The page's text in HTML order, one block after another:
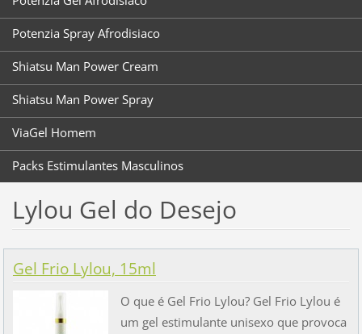
Potenzia Spray Afrodisiaco
Shiatsu Man Power Cream
Shiatsu Man Power Spray
ViaGel Homem
Packs Estimulantes Masculinos
Lylou Gel do Desejo
Gel Frio Lylou, 15ml
O que é Gel Frio Lylou? Gel Frio Lylou é
um gel estimulante unisexo que provoca